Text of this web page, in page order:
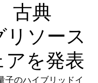
古典
ソース
を発表
子のハイブリッドイ